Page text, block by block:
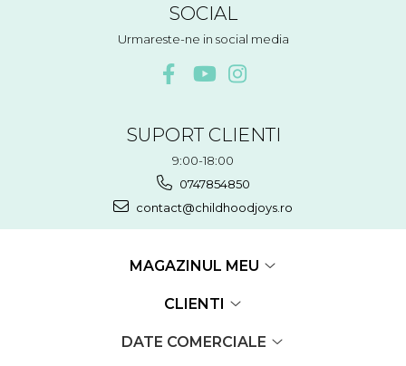
SOCIAL
Urmareste-ne in social media
SUPORT CLIENTI
9:00-18:00
0747854850
contact@childhoodjoys.ro
MAGAZINUL MEU
CLIENTI
DATE COMERCIALE